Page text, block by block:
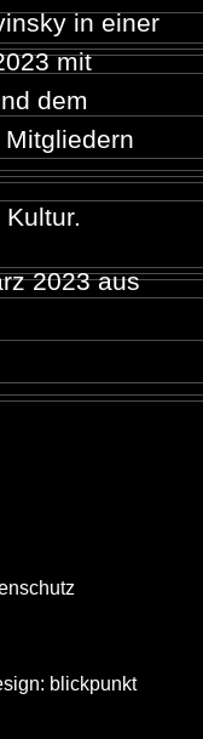
in einer
mit
dem
2023 aus
blickpunkt